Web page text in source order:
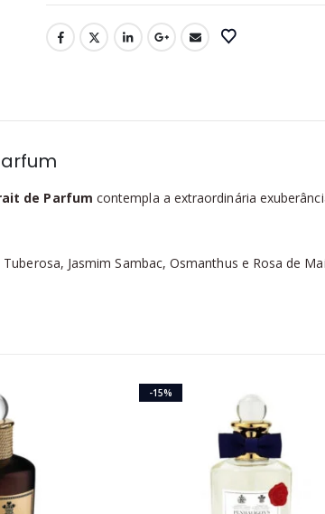
de Parfum contempla a extraordinária
Jasmim Sambac, Osmanthus e Rosa de
-15%